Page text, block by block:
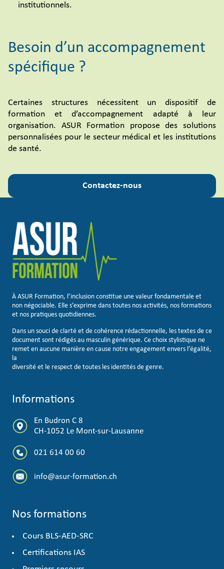
institutionnels.
Besoin d’un accompagnement
spécifique ?
Certaines structures nécessitent un dispositif de
formation et d’accompagnement adapté à leur
organisation. ASUR Formation propose des solutions
personnalisées pour le secteur médical et les institutions
de santé.
Contactez-nous
À ASUR Formation, l’inclusion constitue une valeur fondamentale et
non négociable. Elle s’exprime dans toutes nos activités, nos formations
et nos pratiques quotidiennes.
Dans un souci de clarté et de cohérence rédactionnelle, les textes de ce
document sont rédigés au masculin générique. Ce choix stylistique ne
remet en aucune manière en cause notre engagement envers l’égalité,
la
diversité et le respect de toutes les identités de genre.
Informations
En Budron C 8
CH-1052 Le Mont-sur-Lausanne
021 614 00 60
info@asur-formation.ch
Nos formations
Cours BLS-AED-SRC
Certifications IAS